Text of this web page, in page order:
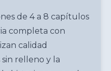
de 4 a 8 capítulos
completa con
calidad
relleno y la